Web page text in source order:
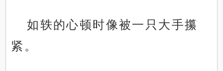
如轶的心顿时像被一只大手攥
紧。